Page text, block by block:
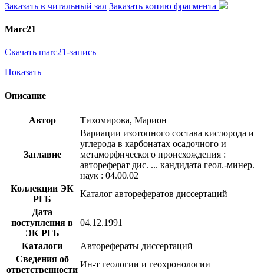
Заказать в читальный зал Заказать копию фрагмента
Marc21
Скачать marc21-запись
Показать
Описание
Автор Тихомирова, Марион
Заглавие
Вариации изотопного состава кислорода и
углерода в карбонатах осадочного и
метаморфического происхождения :
автореферат дис. ... кандидата геол.-минер.
наук : 04.00.02
Коллекции ЭК
РГБ
Каталог авторефератов диссертаций
Дата
поступления в
ЭК РГБ
04.12.1991
Каталоги
Авторефераты диссертаций
Сведения об
ответственности
Ин-т геологии и геохронологии